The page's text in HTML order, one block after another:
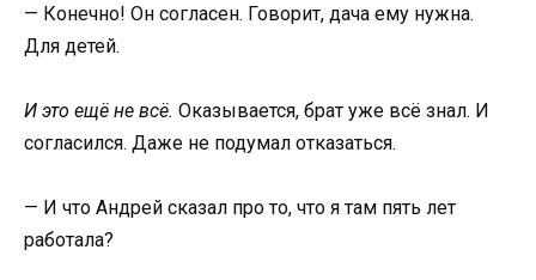
— Конечно! Он согласен. Говорит, дача ему нужна.
Для детей.
И это ещё не всё. Оказывается, брат уже всё знал. И
согласился. Даже не подумал отказаться.
— И что Андрей сказал про то, что я там пять лет
работала?